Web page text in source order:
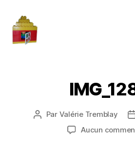
Auteur
Par Valérie Tremblay
Aucun